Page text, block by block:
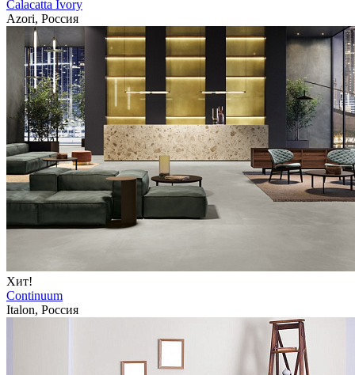
Calacatta Ivory
Azori, Россия
Хит!
Continuum
Italon, Россия